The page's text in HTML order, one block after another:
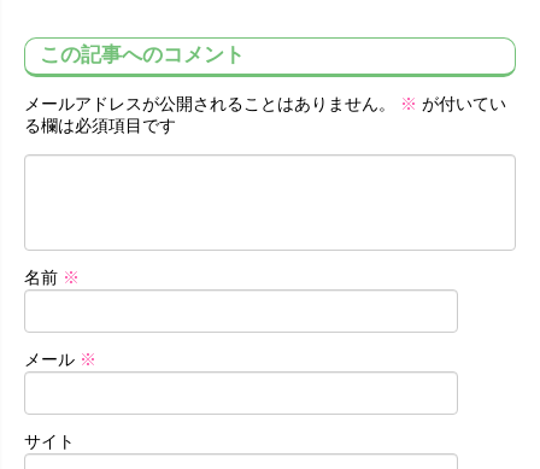
この記事へのコメント
メールアドレスが公開されることはありません。 ※ が付いてい
る欄は必須項目です
名前 ※
メール ※
サイト